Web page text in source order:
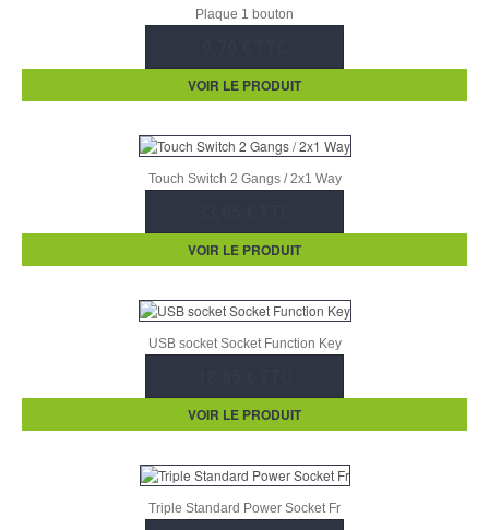
Plaque 1 bouton
VOIR LE PRODUIT
Touch Switch 2 Gangs / 2x1 Way
VOIR LE PRODUIT
USB socket Socket Function Key
VOIR LE PRODUIT
Triple Standard Power Socket Fr